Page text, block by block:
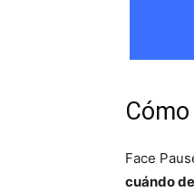
Face
cuándo